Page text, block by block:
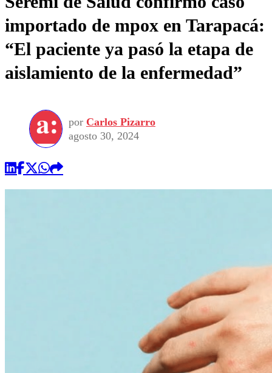
importado de mpox en Tarapacá:
“El paciente ya pasó la etapa de
aislamiento de la enfermedad”
por Carlos Pizarro
agosto 30, 2024